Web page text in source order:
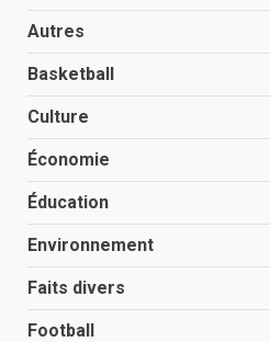
Autres
Basketball
Culture
Économie
Éducation
Environnement
Faits divers
Football